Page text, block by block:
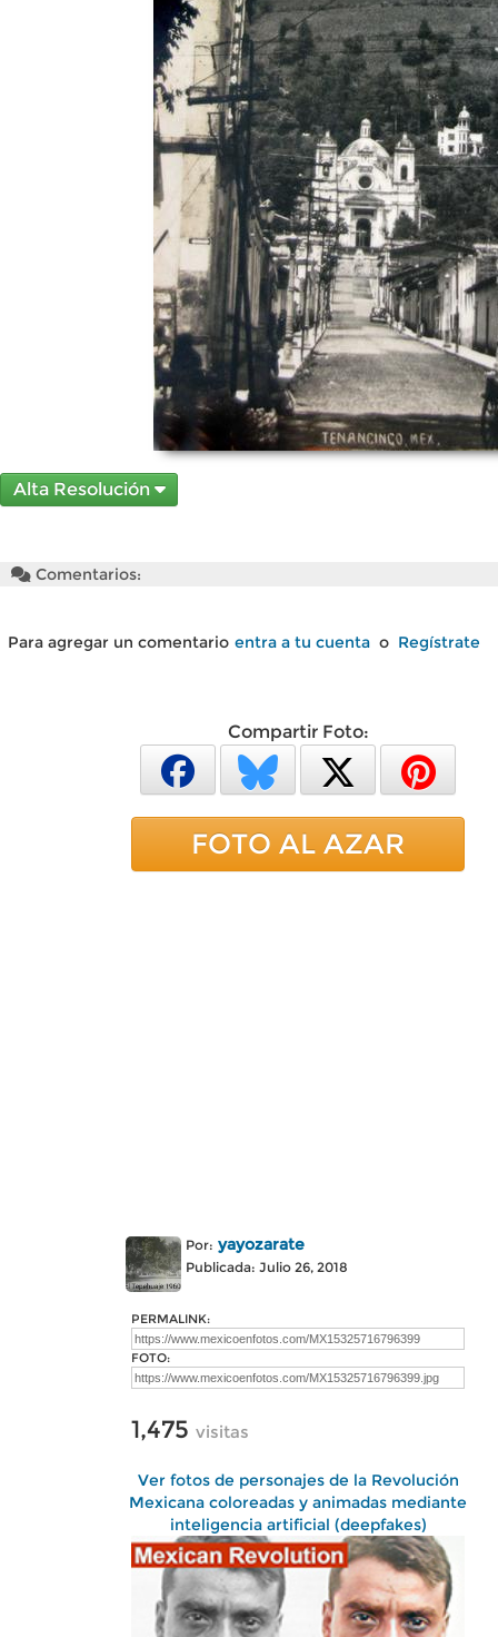
Alta Resolución
Comentarios:
Para agregar un comentario entra a tu cuenta o Regístrate
Compartir Foto:
FOTO AL AZAR
Por: yayozarate
Publicada: Julio 26, 2018
PERMALINK:
FOTO:
1,475 visitas
Ver fotos de personajes de la Revolución
Mexicana coloreadas y animadas mediante
inteligencia artificial (deepfakes)